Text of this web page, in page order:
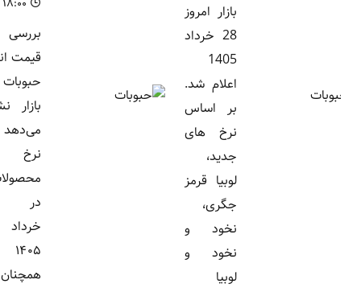
بازار امروز
28 خرداد
1405
اعلام شد.
بر اساس
نرخ های
جدید،
لوبیا قرمز
جگری،
نخود و
نخود و
لوبیا
بررسی
قیمت انواع
حبوبات در
بازار نشان
می‌دهد که
نرخ این
محصولات
خرداد
۱۴۰۵
همچنان در